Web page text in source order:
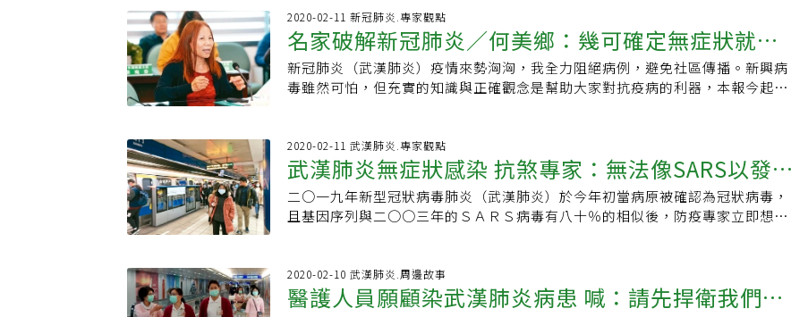
是用「男同性戀相關免疫缺乏症候群」（Gay-Related Immune Deficiency）稱
呼它並縮略為GRID，這有無歧視呢？如無歧視為什麼要改稱為愛滋病？連豬流感
都饒過豬 改名甲型H1N12009年在美國造成至少近2萬人死亡H1N1流感，當時被
稱為豬流感（swine flu），由於其橫掃千軍的威力，讓豬跟著遭殃，「豬流感」
的名字讓很多國家談豬色變，不只是限制北美豬肉貿易，像埃及政府還下令欲屠
沒有證據證明病毒可以在豬與豬、或豬與人之間傳播，為了避免豬也遭到莫名的
恐懼與歧視，WHO宣布棄用「豬流感」一詞，更名為甲型或A型H1N1流感。這
個流感還傳播全球，學者依據模型推估，它甚至被估計在全球造成10萬5700到39
萬5600 人因呼吸症候死亡，另有4萬6000到17萬9900人因心血管問題死亡。照這
邏輯 烏腳病其實要叫「台灣腳」？資深的台灣人都知道烏腳病（blackfoot
海地區許多人都得了這個末梢血管阻塞的疾病，患者雙腳發黑，最普遍的案例發
生在嘉義縣布袋鎮、義竹鄉及臺南縣學甲鎮、北門鄉四個濱海鄉鎮。這個病跟台
灣沿海居民鑿井喝入含砷的井水有關，而全球對此病的研究是台大組成的團隊做
資料，幾乎沒有與確定個案接觸14天才發病的案例，而也正是面對冠狀病毒家
族，在防疫上的共同思維。至於中國防疫專家鍾南山與其團隊，在分析了大陸31
個省市自治區、1099例確診病患，發現新冠病毒不排除有超級傳播者，其潛伏期
最短不到一天，最長則可達到24天之久。對此，張上淳抱持存疑的態度，雖然中
國大陸為新冠肺炎疫情的主戰場，台灣僅有10幾個確定病例，但冠狀病毒有其一
個案。張上淳表示，如果難以釐清患者最早所接觸到確定個案是誰，就無法精準
算出平均潛伏期，因此，目前防疫隔離仍以14天為標準。由於，臨床出現了愈來
愈多「無症狀感染個案」，提高了防疫的難度。為此，張上淳呼籲，所有被要求
居家隔離、居家檢疫的民眾都應確實遵守14天限制，不要以為自己沒有症狀，應
衛生預防措施也很難發揮影響力。」專家表示，只要有一個國家讓這個病毒在人
類的社會中立足，又缺乏資源阻止它傳播，那麼，其餘的國家將繼續受到病毒的
威脅。最樂觀的情況是：這個病毒能在中國被控制並被根除。這種情況其實有前
例，那就是2003年的SARS。史丹福大學微生物學和免疫學副教授卡瑞特（Jan
終消失，但是這個結果還得取決於幾個因素，比如病毒傳播的容易程度、患者病
情的嚴重程度、無症狀患者是否能傳染他人等。另一個比較不樂觀的結果是：病
毒在中國不受控制，並在其他國家紮根並持續存在，同時傳播到全球其他地區。
約翰霍普金斯大學（Johns Hopkins）衛生安全中心傳染病學專家阿達利亞
（Amesh Adalja）認為，現在遏制這種病毒可能為時已晚。阿達利亞說：「現在
外，防疫措施越來越嚴。●居家檢疫沒幫手…他帶發燒兒就醫台北某醫療院所接
獲一名從港澳回來、正處14天居家檢疫期的單親爸爸，因沒有幫手帶小孩，只得
自己帶發燒小孩到診所看病。此事讓醫師擔憂，刷健保卡雖可知是否由疫區入
境，但診所小兒科面對家長帶孩子來看病，無法查家長健保卡，恐成防疫漏洞。
高市診所協會目前已拜託基層同業醫師，除了行動不便或12歲以下孩子就醫須家
付出慘痛代價。●大醫院嚴格門禁 有人為探病竟假冒他人國內大型醫院因就診患
者、住院人數多，多採高標準防疫門禁管制，成大醫院已宣布自10日起，民眾進
院區須攜帶健保卡或身分證，到各院區櫃台的防疫安全認證站，由醫院工作人員
刷健保卡查詢旅遊史，手部蓋上「防疫認證章」才能進入診療區。成大醫師表
遊史。「還不是因為大家都不老實」，一名醫師私下表示，很多人就醫卻隱瞞中
港澳旅遊史，讓醫護與其他患者都曝露在感染風險中，雖然刷健保卡不能完全防
堵，但仍是多一層防護。高雄醫學大學附設中和紀念醫院、高雄榮總、高雄長庚
2020-02-11 新冠肺炎.專家觀點
名家破解新冠肺炎／何美鄉：幾可確定無症狀就有
傳染力
新冠肺炎（武漢肺炎）疫情來勢洶洶，我全力阻絕病例，避免社區傳播。新興病
毒雖然可怕，但充實的知識與正確觀念是幫助大家對抗疫病的利器，本報今起邀
研究員何美鄉說，從各國及我國確診病例研判，幾乎已經可以確定病人在症狀很
早期、甚至沒有症狀的時候，就已經具備傳染力，隔離策略將無法有效控制疫
情，因為很難發現病人的存在。一月就有無症狀感染者何美鄉表示，早在今年一
月，「刺胳針」就有研究發表，深圳有一家六口到武漢探親，四個大人去武漢當
地醫院探病，返回深圳就生病，醫院&amp;#29234;其中一個孩子做檢查，才發
台灣確診案例的第五例是在1月20日從武漢返台的太太，第八例是待在台灣的先
生，兩人先後確診。根據指揮中心調查公布的資料，妻子出現發燒症狀的日期，
2020-02-11 武漢肺炎.專家觀點
武漢肺炎無症狀感染 抗煞專家：無法像SARS以發燒
做隔離判定
二○一九年新型冠狀病毒肺炎（武漢肺炎）於今年初當病原被確認為冠狀病毒，
且基因序列與二○○三年的ＳＡＲＳ病毒有八十％的相似後，防疫專家立即想到
人。二○○三年台灣在五月四日參加世衛視訊會議後，開始依上述發燒前不傳人
的資訊，依此執行以發燒為主軸的防疫策略，使接觸者隔離的人數大減。而發燒
2020-02-10 武漢肺炎.周邊故事
醫護人員願顧染武漢肺炎病患 喊：請先捍衛我們的